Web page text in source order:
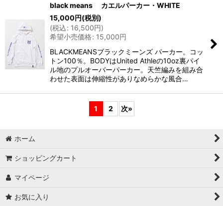
black means カエルパーカー・WHITE
15,000円(税別)
(税込: 16,500円)
希望小売価格: 15,000円
BLACKMEANSブラックミーンズ パーカー。コッ
トン100％。BODYはUnited Athleの10oz裏パイ
ル地のプルオーバーパーカー。天竺編みを組み合
わせた表面は伸縮性がありなめらかな風合…
1 2 次»
ホーム
ショッピングカート
マイページ
お気に入り